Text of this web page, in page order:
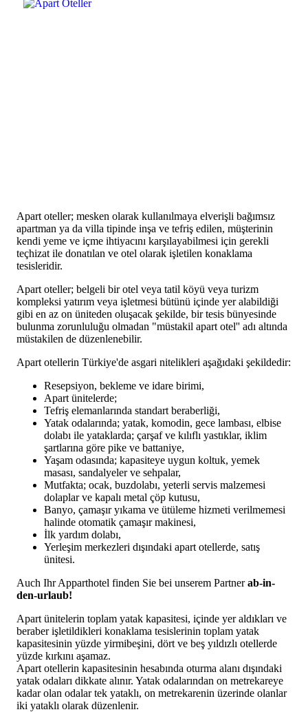
Apart oteller; mesken olarak kullanılmaya elverişli bağımsız
apartman ya da villa tipinde inşa ve tefriş edilen, müşterinin
kendi yeme ve içme ihtiyacını karşılayabilmesi için gerekli
teçhizat ile donatılan ve otel olarak işletilen konaklama
tesisleridir.
Apart oteller; belgeli bir otel veya tatil köyü veya turizm
kompleksi yatırım veya işletmesi bütünü içinde yer alabildiği
gibi en az on üniteden oluşacak şekilde, bir tesis bünyesinde
bulunma zorunluluğu olmadan "müstakil apart otel'' adı altında
müstakilen de düzenlenebilir.
Apart otellerin Türkiye'de asgari nitelikleri aşağıdaki şekildedir:
Resepsiyon, bekleme ve idare birimi,
Apart ünitelerde;
Tefriş elemanlarında standart beraberliği,
Yatak odalarında; yatak, komodin, gece lambası, elbise
dolabı ile yataklarda; çarşaf ve kılıflı yastıklar, iklim
şartlarına göre pike ve battaniye,
Yaşam odasında; kapasiteye uygun koltuk, yemek
masası, sandalyeler ve sehpalar,
Mutfakta; ocak, buzdolabı, yeterli servis malzemesi
dolaplar ve kapalı metal çöp kutusu,
Banyo, çamaşır yıkama ve ütüleme hizmeti verilmemesi
halinde otomatik çamaşır makinesi,
İlk yardım dolabı,
Yerleşim merkezleri dışındaki apart otellerde, satış
ünitesi.
Auch Ihr Apparthotel finden Sie bei unserem Partnerab-in-
den-urlaub!
Apart ünitelerin toplam yatak kapasitesi, içinde yer aldıkları ve
beraber işletildikleri konaklama tesislerinin toplam yatak
kapasitesinin yüzde yirmibeşini, dört ve beş yıldızlı otellerde
yüzde kırkını aşamaz.
Apart otellerin kapasitesinin hesabında oturma alanı dışındaki
yatak odaları dikkate alınır. Yatak odalarından on metrekareye
kadar olan odalar tek yataklı, on metrekarenin üzerinde olanlar
iki yataklı olarak düzenlenir.